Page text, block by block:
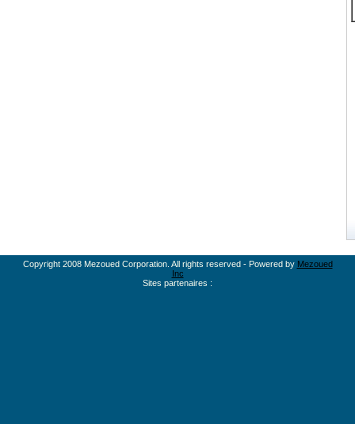
Copyright 2008 Mezoued Corporation. All rights reserved - Powered by Mezoued
Inc
Sites partenaires :